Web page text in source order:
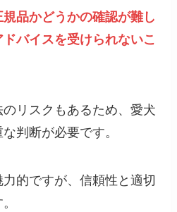
品かどうかの確認が難し
バイスを受けられないこ
リスクもあるため、愛犬
判断が必要です。
的ですが、信頼性と適切